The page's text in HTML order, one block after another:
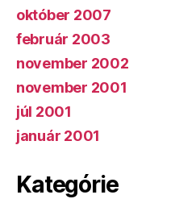
október 2007
február 2003
november 2002
november 2001
júl 2001
január 2001
Kategórie